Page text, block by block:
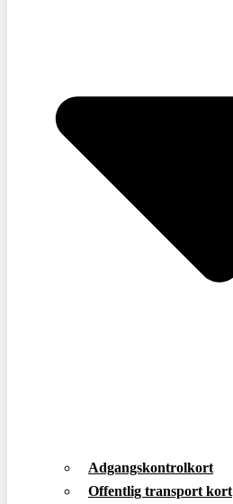
Adgangskontrolkort
Offentlig transport kort